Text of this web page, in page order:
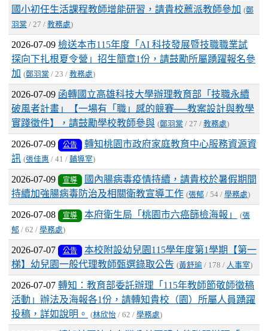
國小初任生活課程教師增能研習，請貴校薦派教師參加 (鄭
羽棠 / 27 / 教務處)
2026-07-09 檢送本市115年度「AI 科技發展暨技職職業試
探向下扎根夏令營」招生簡章1份，請鼓勵所屬踴躍報名參
加 (鄭羽棠 / 23 / 教務處)
2026-07-09 函轉國立高雄科技大學辦理教育部「技職永續
破風者計畫」【一場有「職」感的競賽──教案設計與教學
實踐徵件】，請鼓勵學校教師參與 (鄭羽棠 / 27 / 教務處)
2026-07-09 公告
轉知桃園市政府家庭教育中心服務資源資
訊 (張佳惠 / 41 / 輔導室)
2026-07-09 宣導
國內腸病毒疫情持續，請貴校於暑假期間
持續加強腸病毒防治及相關衛教宣導工作 (張郁 / 54 / 學務處)
2026-07-08 宣導 本府衛生局「桃園市六癌篩檢海報」 (張
郁 / 62 / 學務處)
2026-07-07 公告
本校附設幼兒園115學年度第1學期【第一
梯】幼兒園一般代理教師甄選錄取公告 (黃舒瑜 / 178 / 人事室)
2026-07-07 轉知：教育部委託辦理「115年教師節敬師徵稿
活動」辦法及海報各1份，請轉知貴校（園）所屬人員踴躍
投稿，詳如說明。
(林欣怡 / 62 / 學務處)